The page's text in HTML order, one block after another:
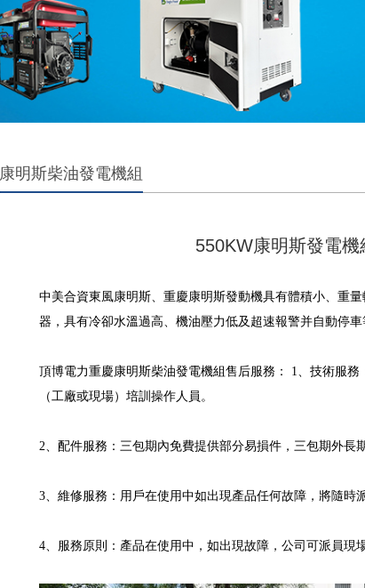
康明斯柴油發電機組
550KW康明斯發電
中美合資東風康明斯、重慶康明斯發動機具有體積小、重
器，具有冷卻水溫過高、機油壓力低及超速報警并自動停車
頂博電力重慶康明斯柴油發電機組售后服務： 1、技術服
（工廠或現場）培訓操作人員。
2、配件服務：三包期內免費提供部分易損件，三包期外長
3、維修服務：用戶在使用中如出現產品任何故障，將隨時
4、服務原則：產品在使用中，如出現故障，公司可派員現